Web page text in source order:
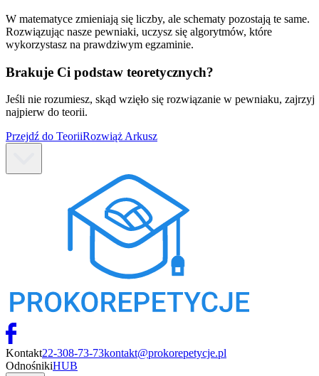
W matematyce zmieniają się liczby, ale schematy pozostają te same.
Rozwiązując nasze pewniaki, uczysz się algorytmów, które
wykorzystasz na prawdziwym egzaminie.
Brakuje Ci podstaw teoretycznych?
Jeśli nie rozumiesz, skąd wzięło się rozwiązanie w pewniaku, zajrzyj
najpierw do teorii.
Przejdź do TeoriiRozwiąż Arkusz
Kontakt22-308-73-73kontakt@prokorepetycje.pl
OdnośnikiHUB